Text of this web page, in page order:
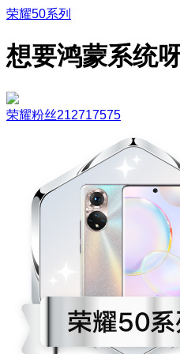
荣耀50系列
想要鸿蒙系统
荣耀粉丝212717575